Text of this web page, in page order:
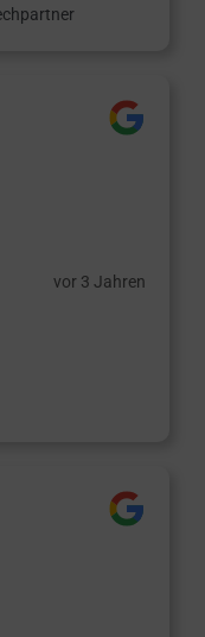
vor 3 Jahren